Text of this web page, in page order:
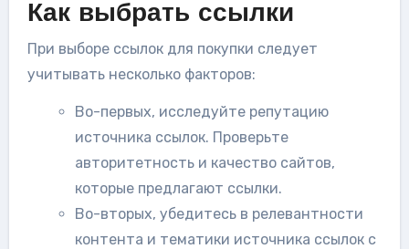
Как выбрать ссылки
При выборе ссылок для покупки следует
учитывать несколько факторов:
Во-первых, исследуйте репутацию
источника ссылок. Проверьте
авторитетность и качество сайтов,
которые предлагают ссылки.
Во-вторых, убедитесь в релевантности
контента и тематики источника ссылок с